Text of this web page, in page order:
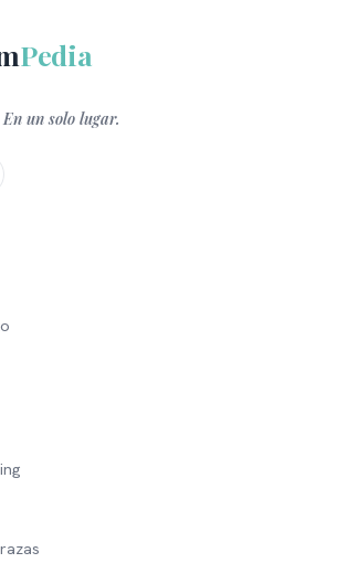
Pedia
un solo lugar.